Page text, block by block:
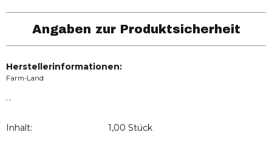
Angaben zur Produktsicherheit
Herstellerinformationen:
Farm-Land
, ,
Inhalt: 1,00 Stück